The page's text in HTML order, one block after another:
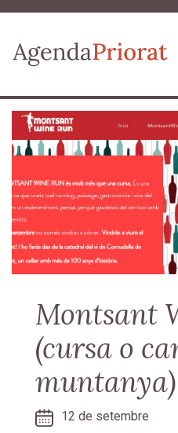
Montsant
(cursa o
muntanya)
12 de setembre